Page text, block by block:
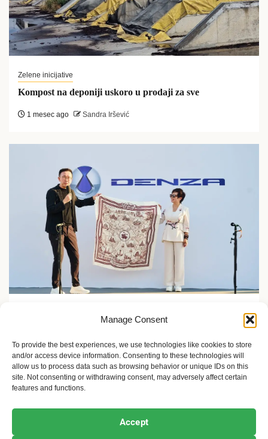
Manage Consent
To provide the best experiences, we use technologies like cookies to store
and/or access device information. Consenting to these technologies will
allow us to process data such as browsing behavior or unique IDs on this
site. Not consenting or withdrawing consent, may adversely affect certain
features and functions.
Accept
Zelene inicijative
Kompost na deponiji uskoro u prodaji za sve
1 mesec ago Sandra Iršević
minuta?
2 meseca ago Sandra Iršević
Ekologija i održivost